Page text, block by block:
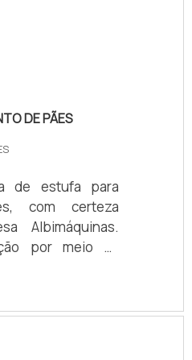
DE PÃES
de estufa para
com certeza
Albimáquinas.
por meio da
da área de
ESTUFA PARA